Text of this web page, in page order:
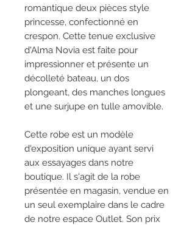
romantique deux pièces style
princesse, confectionné en
crespon. Cette tenue exclusive
d'Alma Novia est faite pour
impressionner et présente un
décolleté bateau, un dos
plongeant, des manches longues
et une surjupe en tulle amovible.
Cette robe est un modèle
d'exposition unique ayant servi
aux essayages dans notre
boutique. Il s'agit de la robe
présentée en magasin, vendue en
un seul exemplaire dans le cadre
de notre espace Outlet. Son prix